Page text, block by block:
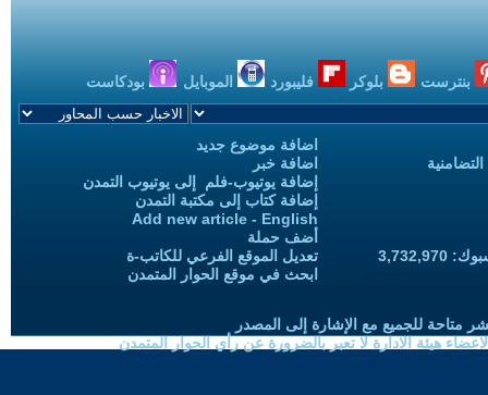
بنترست بلوكر فليبورد الموبايل بودكاست
اضافة موضوع جديد
اضافة خبر
إضافة يوتيوب-فلم إلى يوتيوب التمدن
إضافة كتاب إلى مكتبة التمدن
Add new article - English
أضف حملة
تعديل الموقع الفرعي للكاتب-ة
ابحث في موقع الحوار المتمدن
متاحة للجميع مع الإشارة إلى المصدر
هيئة الادارة لا تعبر بالضرورة عن رأي الحوار المتمدن